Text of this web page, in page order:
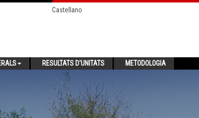
Castellano
RESULTATS D'UNITATS METODOLOGIA